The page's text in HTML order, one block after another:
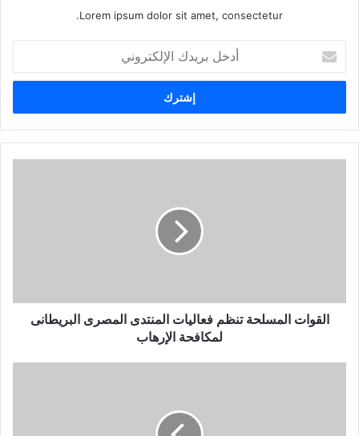
Lorem ipsum dolor sit amet, consectetur.
خ
ب
ر
ر
القوات المسلحة تنظم فعاليات المنتدى المصرى البريطانى
لمكافحة الإرهاب